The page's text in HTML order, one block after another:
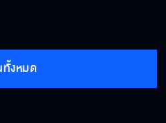
งหมด
EP.11[4/8]